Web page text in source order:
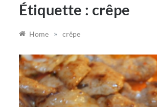
Étiquette : crêpe
Home » crêpe